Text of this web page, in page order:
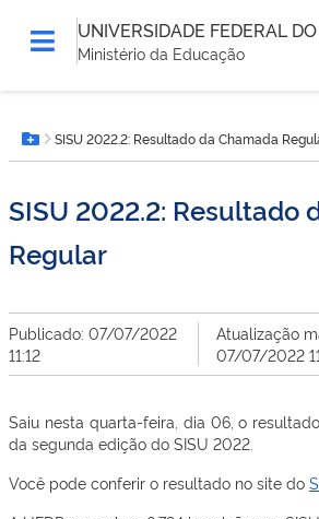
UNIVERSIDADE FEDERAL
Ministério da Educação
está
aqui:Botão Menu
SISU 2022.2: Resultado da Chamada
SISU 2022.2: Resultado
Regular
Publicado: 07/07/2022
11:12
Atualização
07/07/2022
Saiu nesta quarta-feira, dia 06, o
da segunda edição do SISU 2022.
Você pode conferir o resultado no site do